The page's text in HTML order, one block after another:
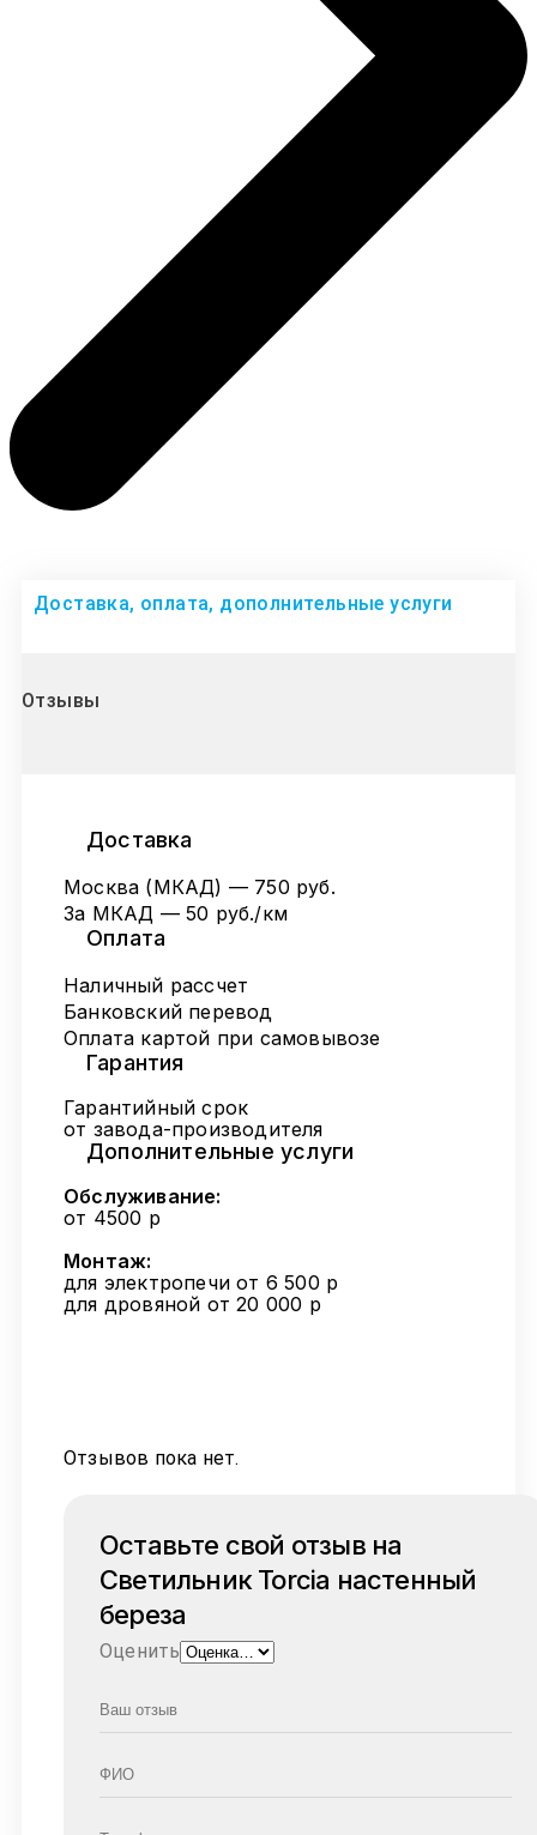
Доставка, оплата, дополнительные услуги
Отзывы
Доставка
Москва (МКАД) — 750 руб.
За МКАД — 50 руб./км
Оплата
Наличный рассчет
Банковский перевод
Оплата картой при самовывозе
Гарантия
Гарантийный срок
от завода-производителя
Дополнительные услуги
Обслуживание:
от 4500 р
Монтаж:
для электропечи от 6 500 р
для дровяной от 20 000 р
Отзывов пока нет.
Оставьте свой отзыв на
Светильник Torcia настенный
береза
Оценить